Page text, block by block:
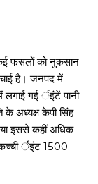
फसलों को नुकसान
है। जनपद में
गई र्इंटें पानी
के अध्यक्ष केपी सिंह
इससे कहीं अधिक
र्इंट 1500